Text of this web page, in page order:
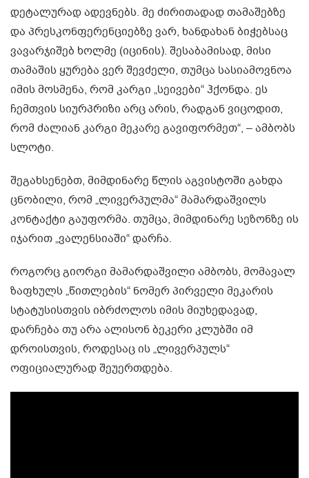
დეტალურად ადევნებს. მე ძირითადად თამაშებზე
და პრესკონფერენციებზე ვარ, ხანდახან ბიჭებსაც
ვავარჯიშებ ხოლმე (იცინის). შესაბამისად, მისი
თამაშის ყურება ვერ შევძელი, თუმცა სასიამოვნოა
იმის მოსმენა, რომ კარგი „სეივები“ ჰქონდა. ეს
ჩემთვის სიურპრიზი არც არის, რადგან ვიცოდით,
რომ ძალიან კარგი მეკარე გავიფორმეთ“, – ამბობს
სლოტი.
შეგახსენებთ, მიმდინარე წლის აგვისტოში გახდა
ცნობილი, რომ „ლივერპულმა“ მამარდაშვილს
კონტაქტი გაუფორმა. თუმცა, მიმდინარე სეზონზე ის
იჯარით „ვალენსიაში“ დარჩა.
როგორც გიორგი მამარდაშვილი ამბობს, მომავალ
ზაფხულს „წითლების“ ნომერ პირველი მეკარის
სტატუსისთვის იბრძოლოს იმის მიუხედავად,
დარჩება თუ არა ალისონ ბეკერი კლუბში იმ
დროისთვის, როდესაც ის „ლივერპულს“
ოფიციალურად შეუერთდება.